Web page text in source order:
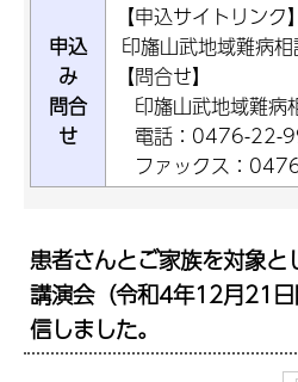
申込
み
問合
せ
【申込サイトリンク】
印旛山武地域難病
【問合せ】
印旛山武地域難病
電話：0476-22-
ファックス：
患者さんとご家族を対象と
講演会（令和4年12月21
信しました。